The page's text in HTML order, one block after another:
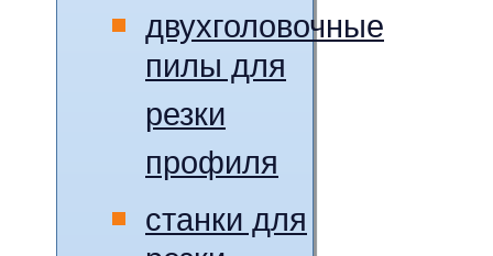
двухголовочные
пилы для
резки
профиля
станки для